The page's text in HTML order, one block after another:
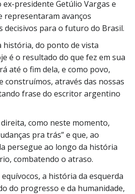
presidente Getúlio Vargas e
representaram avanços
decisivos para o futuro do Brasil.
história, do ponto de vista
é o resultado do que fez em sua
até o fim dela, e como povo,
construímos, através das nossas
frase do escritor argentino
como neste momento,
pra trás” e que, ao
persegue ao longo da história
combatendo o atraso.
a história da esquerda
do progresso e da humanidade,